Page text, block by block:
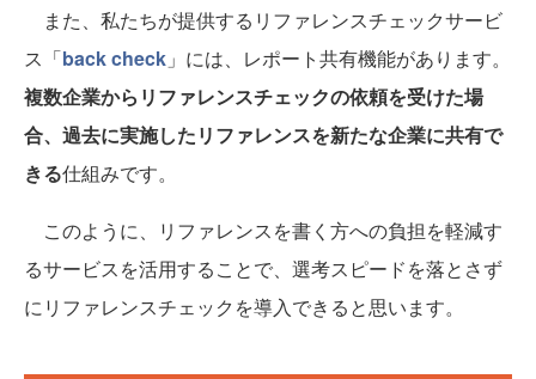
また、私たちが提供するリファレンスチェックサービ
ス「back check 」には、レポート共有機能があります。
複数企業からリファレンスチェックの依頼を受けた場
合、過去に実施したリファレンスを新たな企業に共有で
きる仕組みです。
このように、リファレンスを書く方への負担を軽減す
るサービスを活用することで、選考スピードを落とさず
にリファレンスチェックを導入できると思います。